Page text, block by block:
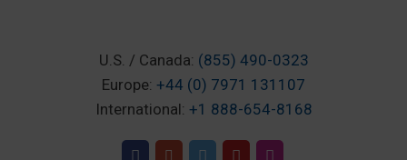
U.S. / Canada: (855) 490-0323
Europe: +44 (0) 7971 131107
International: +1 888-654-8168